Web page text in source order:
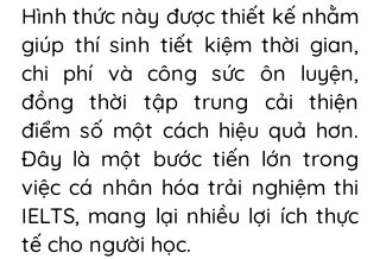
Hình thức này được thiết kế nhằm
giúp thí sinh tiết kiệm thời gian,
chi phí và công sức ôn luyện,
đồng thời tập trung cải thiện
điểm số một cách hiệu quả hơn.
Đây là một bước tiến lớn trong
việc cá nhân hóa trải nghiệm thi
IELTS, mang lại nhiều lợi ích thực
tế cho người học.